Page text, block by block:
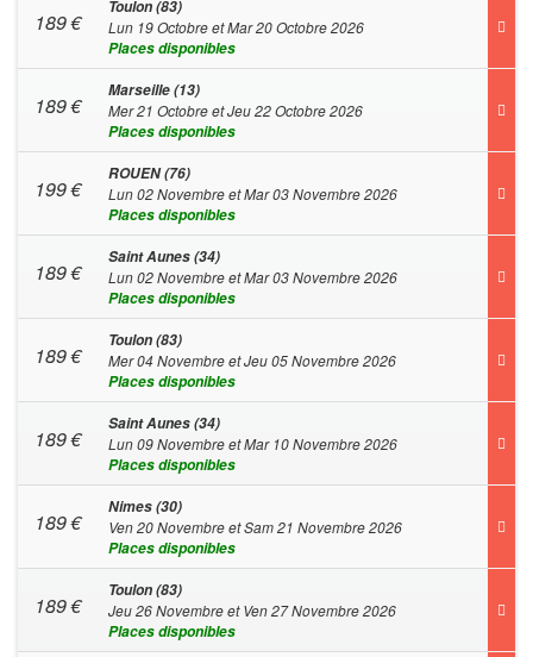
189€
Toulon (83)
Lun 19 Octobre et Mar 20 Octobre 2026
Places disponibles
189€
Marseille (13)
Mer 21 Octobre et Jeu 22 Octobre 2026
Places disponibles
199€
ROUEN (76)
Lun 02 Novembre et Mar 03 Novembre 2026
Places disponibles
189€
Saint Aunes (34)
Lun 02 Novembre et Mar 03 Novembre 2026
Places disponibles
189€
Toulon (83)
Mer 04 Novembre et Jeu 05 Novembre 2026
Places disponibles
189€
Saint Aunes (34)
Lun 09 Novembre et Mar 10 Novembre 2026
Places disponibles
189€
Nimes (30)
Ven 20 Novembre et Sam 21 Novembre 2026
Places disponibles
189€
Toulon (83)
Jeu 26 Novembre et Ven 27 Novembre 2026
Places disponibles